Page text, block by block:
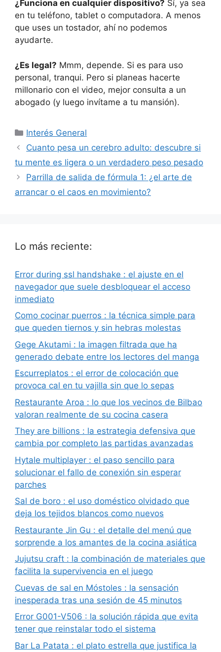
¿Funciona en cualquier dispositivo? Sí, ya sea
en tu teléfono, tablet o computadora. A menos
que uses un tostador, ahí no podemos
ayudarte.
¿Es legal? Mmm, depende. Si es para uso
personal, tranqui. Pero si planeas hacerte
millonario con el video, mejor consulta a un
abogado (y luego invítame a tu mansión).
Categorías
Interés General
Cuanto pesa un cerebro adulto: descubre si
tu mente es ligera o un verdadero peso pesado
Parrilla de salida de fórmula 1: ¿el arte de
arrancar o el caos en movimiento?
Lo más reciente:
Error during ssl handshake : el ajuste en el
navegador que suele desbloquear el acceso
inmediato
Como cocinar puerros : la técnica simple para
que queden tiernos y sin hebras molestas
Gege Akutami : la imagen filtrada que ha
generado debate entre los lectores del manga
Escurreplatos : el error de colocación que
provoca cal en tu vajilla sin que lo sepas
Restaurante Aroa : lo que los vecinos de Bilbao
valoran realmente de su cocina casera
They are billions : la estrategia defensiva que
cambia por completo las partidas avanzadas
Hytale multiplayer : el paso sencillo para
solucionar el fallo de conexión sin esperar
parches
Sal de boro : el uso doméstico olvidado que
deja los tejidos blancos como nuevos
Restaurante Jin Gu : el detalle del menú que
sorprende a los amantes de la cocina asiática
Jujutsu craft : la combinación de materiales que
facilita la supervivencia en el juego
Cuevas de sal en Móstoles : la sensación
inesperada tras una sesión de 45 minutos
Error G001-V506 : la solución rápida que evita
tener que reinstalar todo el sistema
Bar La Patata : el plato estrella que justifica la